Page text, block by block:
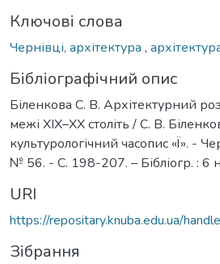
Ключові слова
Чернівці, архітектура ,
Бібліографічний опис
Біленкова С. В. Архітектурний
межі ХІХ–ХХ століть / С. В.
культурологічний часопис «Ї». -
№ 56. - С. 198-207. – Бібліогр. : 6
URI
https://repositary.knuba.edu.ua/
Зібрання